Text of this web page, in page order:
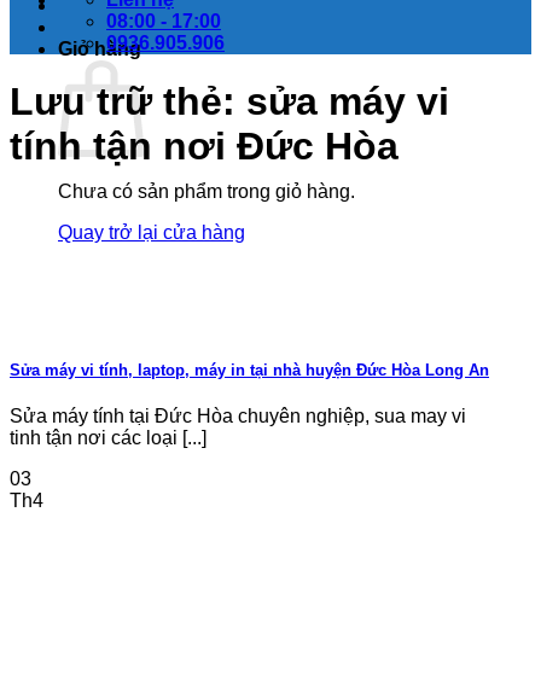
Giỏ hàng
Chưa có sản phẩm trong giỏ hàng.
Quay trở lại cửa hàng
08:00 - 17:00
0936.905.906
Lưu trữ thẻ: sửa máy vi
tính tận nơi Đức Hòa
Sửa máy vi tính, laptop, máy in tại nhà huyện Đức Hòa Long An
Sửa máy tính tại Đức Hòa chuyên nghiệp, sua may vi
tinh tận nơi các loại [...]
03
Th4